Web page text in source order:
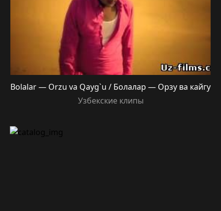
Bolalar — Orzu va Qayg`u / Болалар — Орзу ва кайгу
Узбекские клипы